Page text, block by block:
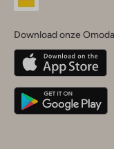
Belgique
Deutschland
Download onze